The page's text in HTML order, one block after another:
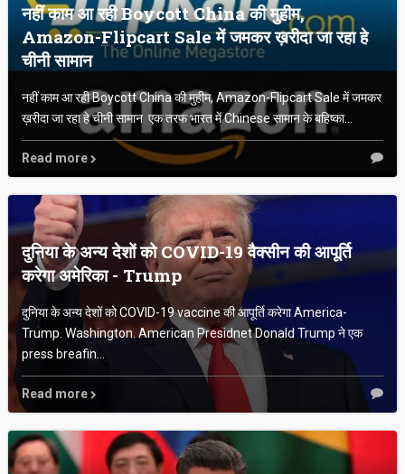
नहीं काम आ रही Boycott China की मुहीम,
Amazon-Flipcart Sale में जमकर ख़रीदा जा रहा हे
चीनी सामान
नहीं काम आ रही Boycott China की मुहीम, Amazon-Flipcart Sale में जमकर
ख़रीदा जा रहा हे चीनी सामान एक तरफ भारत में Chinese सामान के बहिष्का...
Read more
दुनिया के अन्य देशों को COVID-19 वैक्सीन की आपूर्ति
करेगा अमेरिका - Trump
दुनिया के अन्य देशों को COVID-19 vaccine की आपूर्ति करेगा America-
Trump. Washington. American Presidnet Donald Trump ने एक
press breafin...
Read more